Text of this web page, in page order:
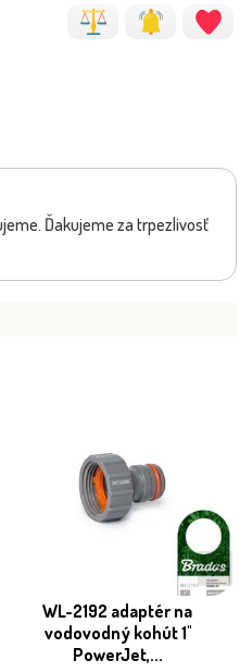
Ďakujeme za trpezlivosť
WL-2192 adaptér na
vodovodný kohút 1''
PowerJet,...